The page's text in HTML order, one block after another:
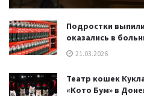
Подростки
оказались в
21.03.2026
Театр кошек
«Кото Бум» в